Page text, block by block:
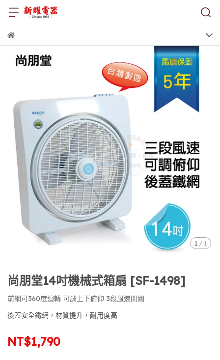
1 / 1
尚朋堂14吋機械式箱扇 [SF-1498]
前網可360度迴轉 可調上下俯仰 3段風速開關
後蓋安全鐵網，材質提升，耐用度高
NT$1,790